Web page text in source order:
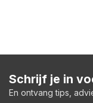
Schrijf je in
En ontvang tips,